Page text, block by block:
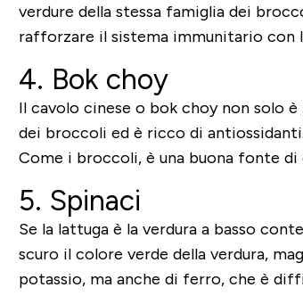
verdure della stessa famiglia dei
rafforzare il sistema immunitario con
4. Bok choy
Il cavolo cinese o bok choy non solo
dei broccoli ed è ricco di
Come i broccoli, è una buona fonte
5. Spinaci
Se la lattuga è la verdura a basso
scuro il colore verde della verdura,
potassio, ma anche di ferro, che è